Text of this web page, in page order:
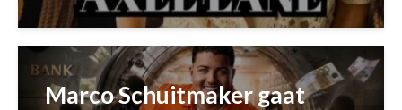
Marco Schuitmaker gaat